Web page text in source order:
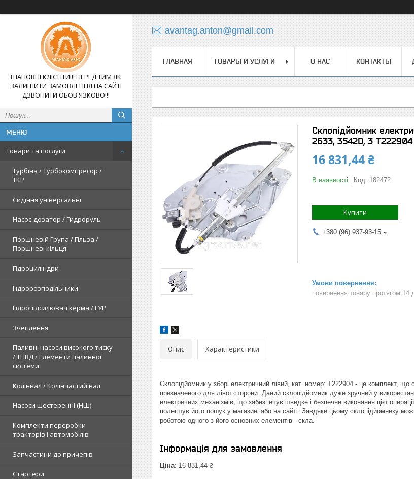
ШАНОВНІ КЛІЄНТИ!!! ПЕРЕД ТИМ ЯК
ЗАЛИШИТИ ЗАМОВЛЕННЯ НА САЙТІ
ДЗВОНИТИ ОБОВ'ЯЗКОВО!!!
Товари та послуги
Турбіна / Турбокомпресор /
ТКР
Сидіння універсальні
Насос-дозатор / Гидроруль
Поршневій Група / Гільза /
Поршневі кільця
Гідроциліндри
Гідророзподільники
Гідропідсилювач керма / ГУР
Зчеплення
Паливні насоси високого тиску
/ ТНВД / Елементи паливної
системи
Колінвал / Колінчастий вал
Насоси шестеренні (НШ)
Комплекти переробки
тракторів і автомобілів
Запчастини до причепів
Стартери
avantag.anton@gmail.com
ГЛАВНАЯ ТОВАРЫ И УСЛУГИ О НАС КОНТАКТЫ
Склопідйомник
2633, 3542D, 3 T222904
16 831,44 ₴
В наявності Код: 182472
Купити
+380 (96) 937-93-15
повернення товару протягом 14
Опис Характеристики
Склопідйомник у зборі електричний лівий, кат. номер: T222904 - це комплект,
призначеного для лівої сторони. Даний склопідйомник дуже зручний у
електричних механізмів, що забезпечує швидке і безпечне виконання цієї
полегшує його пошук у магазині або на сайті. Завдяки цьому склопідйомнику
роботою одного з його основних елементів - скла.
Інформація для замовлення
Ціна: 16 831,44 ₴